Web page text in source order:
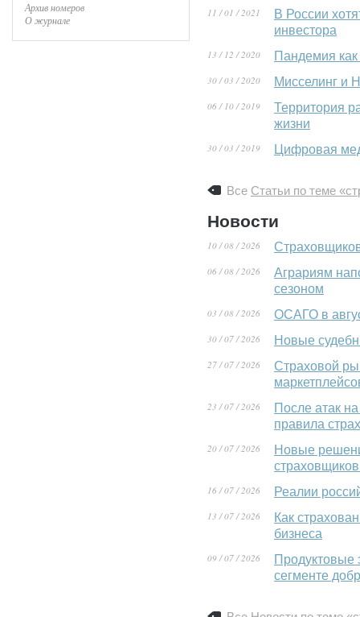
Архив номеров
О журнале
11 / 01 / 2021
В России
инвестора
13 / 12 / 2020 Пандемия
30 / 03 / 2020 Мисселинг и
06 / 10 / 2019
Территория
жизни
30 / 03 / 2019 Цифровая
Все Статьи по теме
Новости
10 / 08 / 2026
06 / 08 / 2026
Аграриям
сезоном
03 / 08 / 2026 ОСАГО в
30 / 07 / 2026 Новые
27 / 07 / 2026
Страховой
23 / 07 / 2026
После атак
правила
20 / 07 / 2026
Новые
16 / 07 / 2026 Реалии
13 / 07 / 2026
Как
бизнеса
09 / 07 / 2026
Продуктовые
сегменте